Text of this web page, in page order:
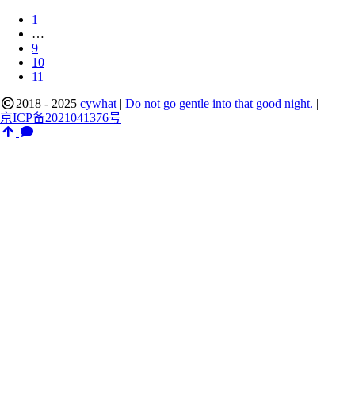
1
…
9
10
11
2018 - 2025 cywhat | Do not go gentle into that good night. |
京ICP备2021041376号